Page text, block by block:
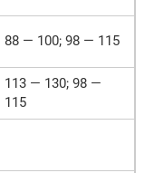
88 — 100; 98 — 115
113 — 130; 98 —
115